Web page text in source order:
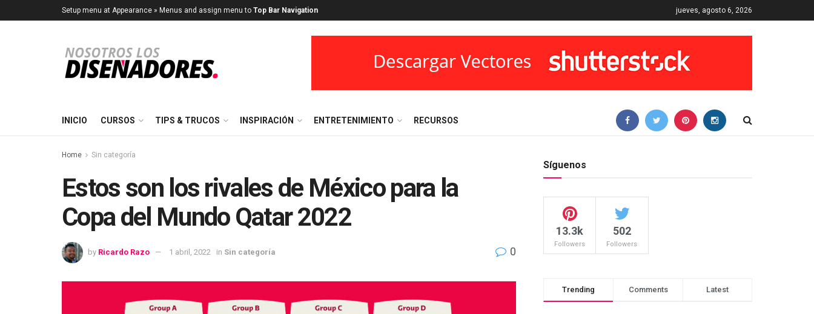
Setup menu at Appearance » Menus and assign menu to Top Bar Navigation jueves, agosto 6, 2026
INICIO CURSOS TIPS & TRUCOS INSPIRACIÓN ENTRETENIMIENTO RECURSOS
Home Sin categoría
Estos son los rivales de México para la
Copa del Mundo Qatar 2022
by Ricardo Razo 1 abril, 2022 in Sin categoría 0
Síguenos
13.3k
Followers
502
Followers
Trending Comments Latest